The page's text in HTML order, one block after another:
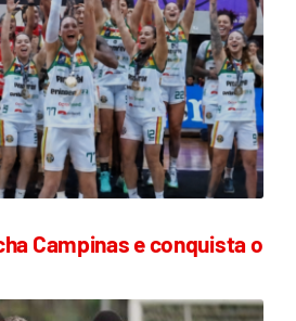
Campinas e conquista o